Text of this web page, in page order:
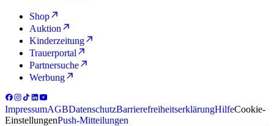
Shop
Auktion
Kinderzeitung
Trauerportal
Partnersuche
Werbung
ImpressumAGBDatenschutzBarrierefreiheitserklärungHilfeCookie-
EinstellungenPush-Mitteilungen